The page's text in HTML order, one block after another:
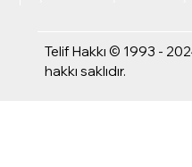
Telif Hakkı © 1993 -
hakkı saklıdır.